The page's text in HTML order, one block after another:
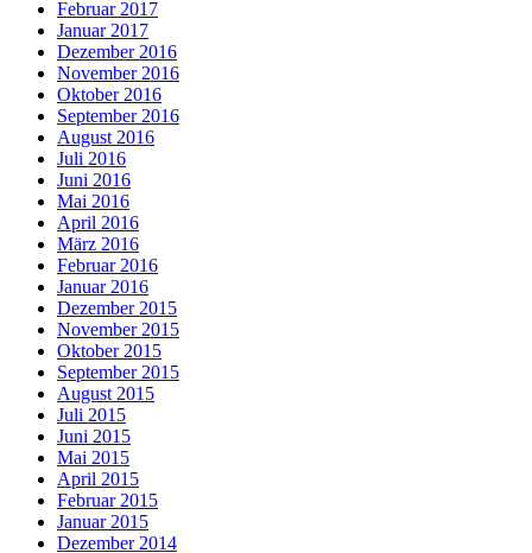
Februar 2017
Januar 2017
Dezember 2016
November 2016
Oktober 2016
September 2016
August 2016
Juli 2016
Juni 2016
Mai 2016
April 2016
März 2016
Februar 2016
Januar 2016
Dezember 2015
November 2015
Oktober 2015
September 2015
August 2015
Juli 2015
Juni 2015
Mai 2015
April 2015
Februar 2015
Januar 2015
Dezember 2014